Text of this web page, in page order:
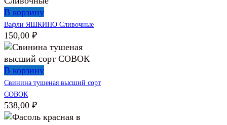
В корзину
Вафли ЯШКИНО Сливочные
150,00 ₽
В корзину
Свинина тушеная высший сорт
СОВОК
538,00 ₽